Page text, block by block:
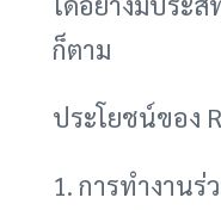
ก็ตาม
ประโยชน์ของ
1. การทำงาน